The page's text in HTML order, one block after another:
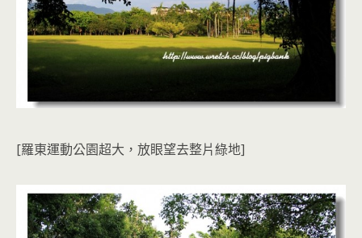
[羅東運動公園超大，放眼望去整片綠地]